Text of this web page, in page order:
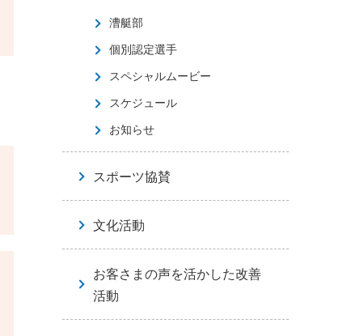
漕艇部
個別認定選手
スペシャルムービー
スケジュール
お知らせ
スポーツ協賛
文化活動
お客さまの声を活かした改善
活動